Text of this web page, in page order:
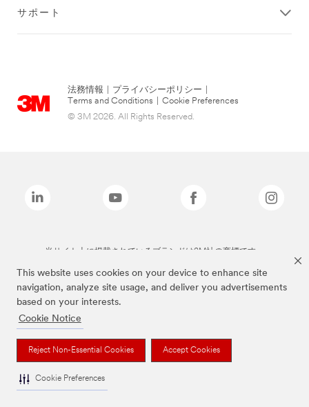
This website uses cookies on your device to enhance site
navigation, analyze site usage, and deliver you advertisements
based on your interests.
Cookie Notice
Reject Non-Essential Cookies Accept Cookies
Cookie Preferences
サポート
法務情報 プライバシーポリシー
Terms and Conditions
Cookie Preferences
© 3M 2026. All Rights Reserved.
当サイト上に掲載されているブランドは3M社の商標です。